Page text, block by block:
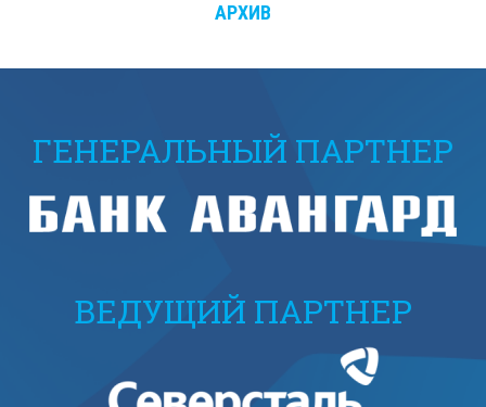
АРХИВ
ГЕНЕРАЛЬНЫЙ ПАРТНЕР
ВЕДУЩИЙ ПАРТНЕР